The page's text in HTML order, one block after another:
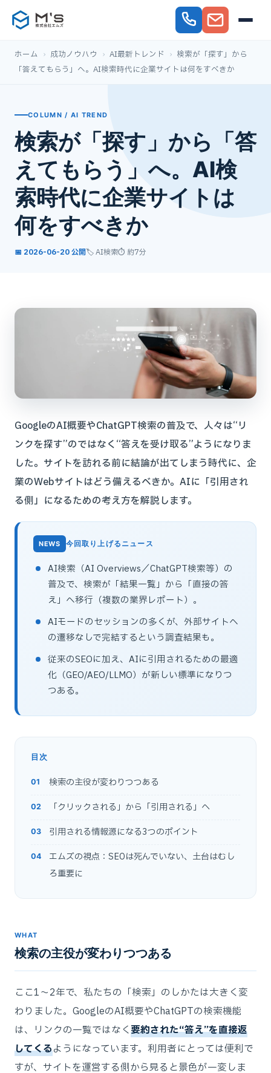
ホーム › 成功ノウハウ › AI最新トレンド › 検索が「探す」から
「答えてもらう」へ。AI検索時代に企業サイトは何をすべきか
COLUMN / AI TREND
検索が「探す」から「答
えてもらう」へ。AI検
索時代に企業サイトは
何をすべきか
📅 2026-06-20 公開🏷️ AI検索⏱ 約7分
GoogleのAI概要やChatGPT検索の普及で、人々は“リ
ンクを探す”のではなく“答えを受け取る”ようになりま
した。サイトを訪れる前に結論が出てしまう時代に、企
業のWebサイトはどう備えるべきか。AIに「引用され
る側」になるための考え方を解説します。
今回取り上げるニュース
AI検索（AI Overviews／ChatGPT検索等）の
普及で、検索が「結果一覧」から「直接の答
え」へ移行（複数の業界レポート）。
AIモードのセッションの多くが、外部サイトへ
の遷移なしで完結するという調査結果も。
従来のSEOに加え、AIに引用されるための最適
化（GEO/AEO/LLMO）が新しい標準になりつ
つある。
目次
検索の主役が変わりつつある
「クリックされる」から「引用される」へ
引用される情報源になる3つのポイント
エムズの視点：SEOは死んでいない、土台はむし
ろ重要に
WHAT
検索の主役が変わりつつある
ここ1〜2年で、私たちの「検索」のしかたは大きく変
わりました。GoogleのAI概要やChatGPTの検索機能
は、リンクの一覧ではなく要約された“答え”を直接返
してくるようになっています。利用者にとっては便利で
すが、サイトを運営する側から見ると景色が一変しま